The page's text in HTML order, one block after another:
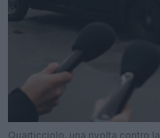
Quarticciolo, una rivolta contro